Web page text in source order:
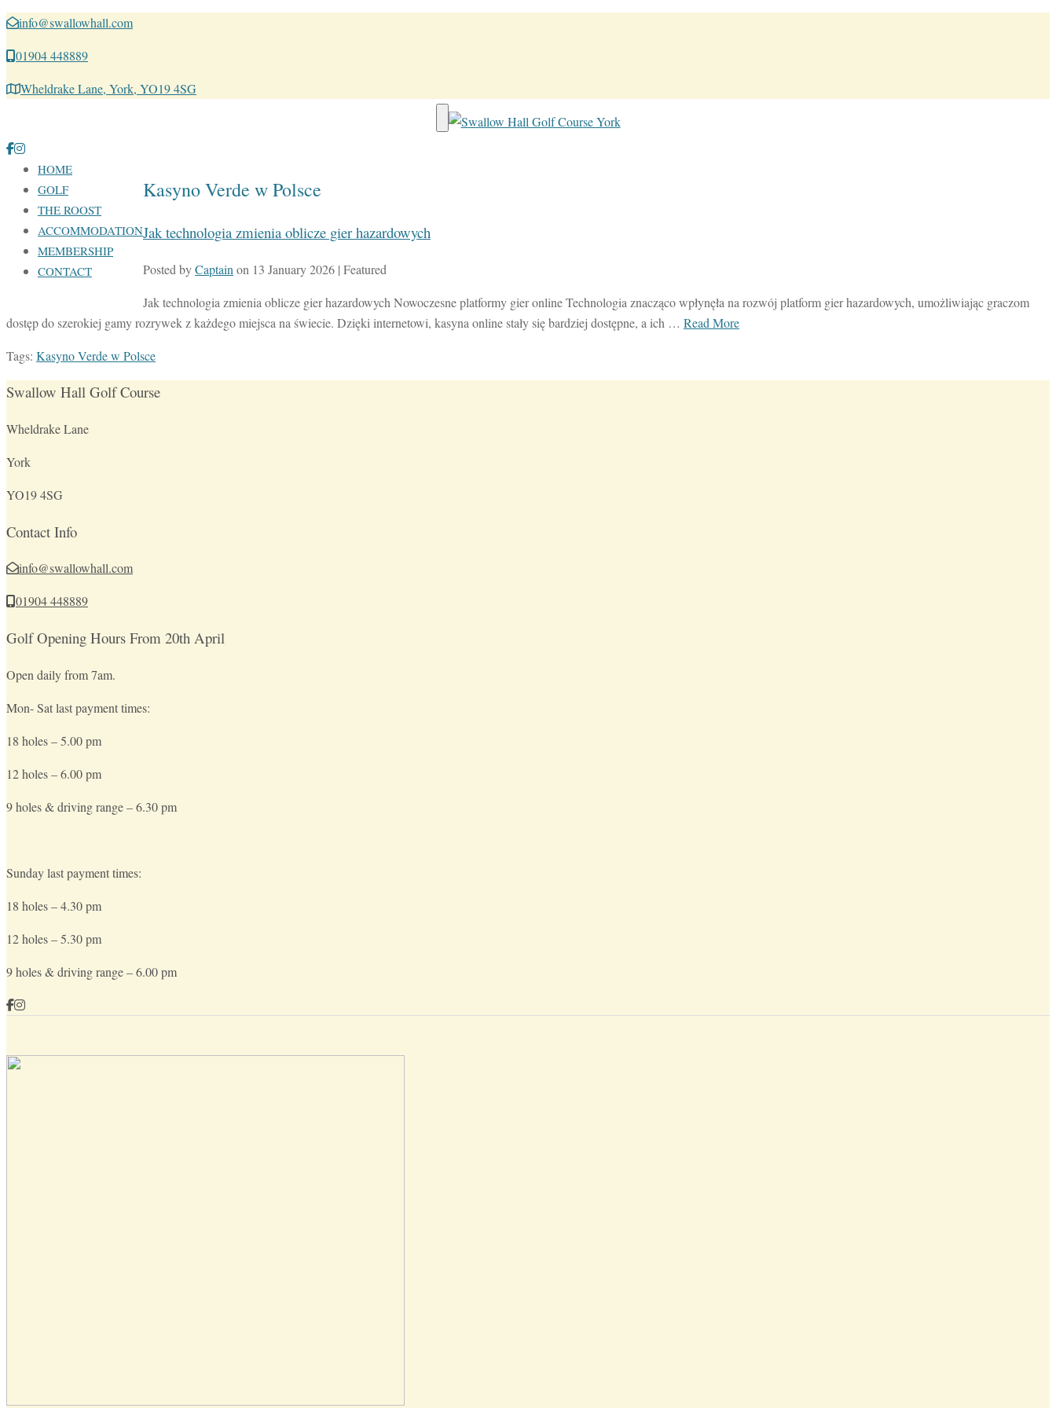
info@swallowhall.com
01904 448889
Wheldrake Lane, York, YO19 4SG
Toggle navigation
HOME
GOLF
THE ROOST
ACCOMMODATION
MEMBERSHIP
CONTACT
Kasyno Verde w Polsce
Jak technologia zmienia oblicze gier hazardowych
Posted byCaptain on 13 January 2026 | Featured
Jak technologia zmienia oblicze gier hazardowych Nowoczesne platformy gier online Technologia znacząco wpłynęła na rozwój platform gier hazardowych, umożliwiając graczom
dostęp do szerokiej gamy rozrywek z każdego miejsca na świecie. Dzięki internetowi, kasyna online stały się bardziej dostępne, a ich … Read More
Tags: Kasyno Verde w Polsce
Swallow Hall Golf Course
Wheldrake Lane
York
YO19 4SG
Contact Info
info@swallowhall.com
01904 448889
Golf Opening Hours From 20th April
Open daily from 7am.
Mon- Sat last payment times:
18 holes – 5.00 pm
12 holes – 6.00 pm
9 holes & driving range – 6.30 pm
Sunday last payment times:
18 holes – 4.30 pm
12 holes – 5.30 pm
9 holes & driving range – 6.00 pm